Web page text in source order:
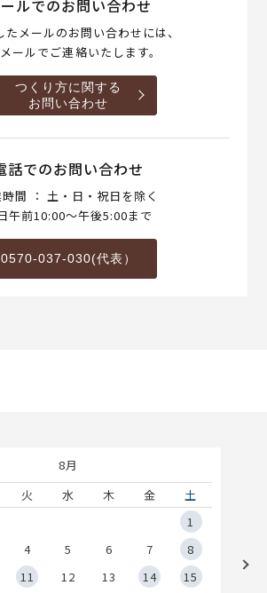
ルでのお問い合わせ
たメールのお問い合わせには、
ールでご連絡いたします。
つくり方に関する
お問い合わせ
話でのお問い合わせ
間 ： 土・日・祝日を除く
午前10:00～午後5:00まで
0570-037-030(代表）
8月
火 水 木 金
土
1
4 5 6 7
8
11 12 13 14
15